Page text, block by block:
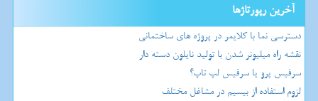
آخرین رپورتاژها
دسترسی نما با کلایمر در پروژه های ساختمانی
نقشه راه میلیونر شدن با تولید نایلون دسته دار
سرفیس پرو یا سرفیس لپ تاپ؟
لزوم استفاده از بیسیم در مشاغل مختلف